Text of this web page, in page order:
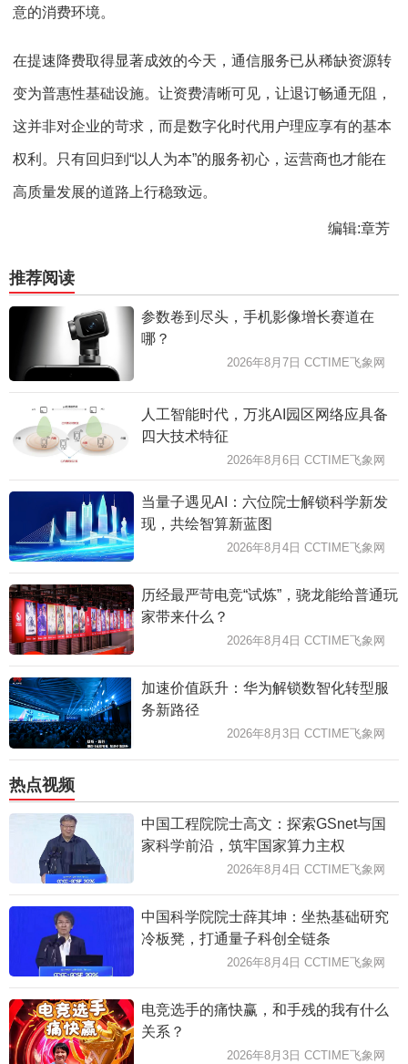
意的消费环境。
在提速降费取得显著成效的今天，通信服务已从稀缺资源转
变为普惠性基础设施。让资费清晰可见，让退订畅通无阻，
这并非对企业的苛求，而是数字化时代用户理应享有的基本
权利。只有回归到“以人为本”的服务初心，运营商也才能在
高质量发展的道路上行稳致远。
编辑:章芳
推荐阅读
参数卷到尽头，手机影像增长赛道在
哪？
2026年8月7日 CCTIME飞象网
人工智能时代，万兆AI园区网络应具备
四大技术特征
2026年8月6日 CCTIME飞象网
当量子遇见AI：六位院士解锁科学新发
现，共绘智算新蓝图
2026年8月4日 CCTIME飞象网
历经最严苛电竞“试炼”，骁龙能给普通玩
家带来什么？
2026年8月4日 CCTIME飞象网
加速价值跃升：华为解锁数智化转型服
务新路径
2026年8月3日 CCTIME飞象网
热点视频
中国工程院院士高文：探索GSnet与国
家科学前沿，筑牢国家算力主权
2026年8月4日 CCTIME飞象网
中国科学院院士薛其坤：坐热基础研究
冷板凳，打通量子科创全链条
2026年8月4日 CCTIME飞象网
电竞选手的痛快赢，和手残的我有什么
关系？
2026年8月3日 CCTIME飞象网